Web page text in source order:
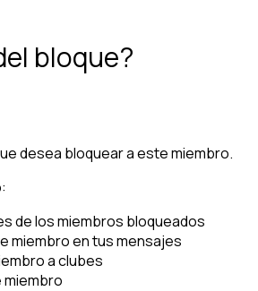
bloque?
desea bloquear a este miembro.
de los miembros bloqueados
miembro en tus mensajes
a clubes